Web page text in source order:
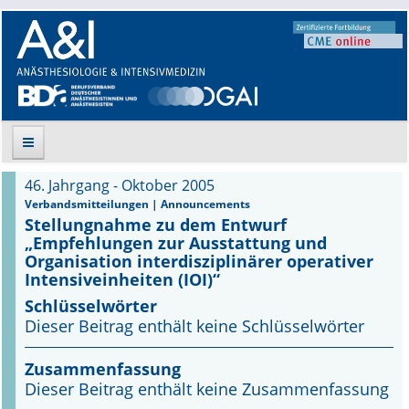
Suche
Aktuelle Ausgabe
Leitlinien
Archiv
Supplements
Supplements OrphanAnesthesia
46. Jahrgang - Oktober 2005
Verbandsmitteilungen | Announcements
Stellungnahme zu dem Entwurf
„Empfehlungen zur Ausstattung und
Organisation interdisziplinärer operativer
Intensiveinheiten (IOI)“
Schlüsselwörter
Dieser Beitrag enthält keine Schlüsselwörter
Zusammenfassung
Dieser Beitrag enthält keine Zusammenfassung